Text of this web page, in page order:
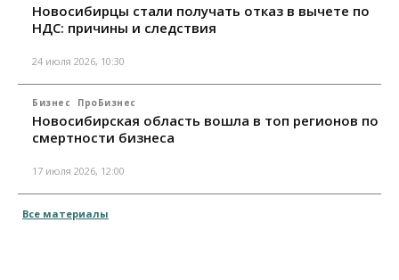
Новосибирцы стали получать отказ в вычете по
НДС: причины и следствия
24 июля 2026, 10:30
Бизнес ПроБизнес
Новосибирская область вошла в топ регионов по
смертности бизнеса
17 июля 2026, 12:00
Все материалы